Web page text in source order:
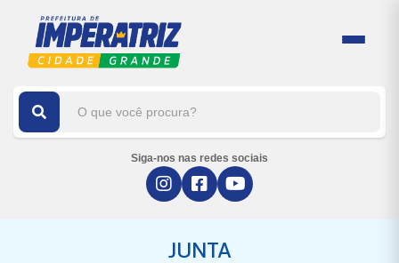
Siga-nos nas redes sociais
JUNTA